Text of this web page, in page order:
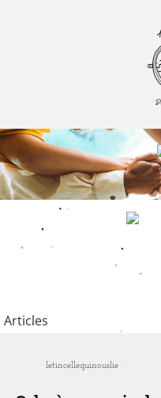
Articles
letincellequinouslie .